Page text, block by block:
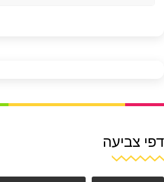
דפי צביעה